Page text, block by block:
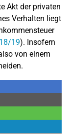
Akt der privaten
Verhalten liegt
19). Insofern
von einem